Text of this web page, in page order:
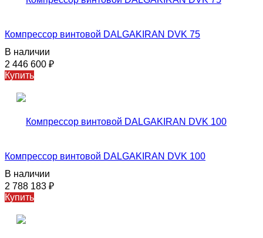
Компрессор винтовой DALGAKIRAN DVK 75
В наличии
2 446 600 ₽
Купить
Компрессор винтовой DALGAKIRAN DVK 100
В наличии
2 788 183 ₽
Купить